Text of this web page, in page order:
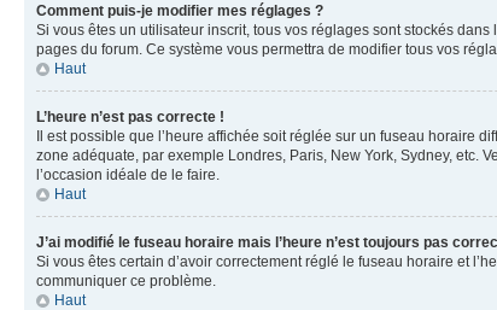
Comment puis-je modifier mes réglages ?
Si vous êtes un utilisateur inscrit, tous vos réglages sont stockés
pages du forum. Ce système vous permettra de modifier tous vos
Haut
L’heure n’est pas correcte !
Il est possible que l’heure affichée soit réglée sur un fuseau horaire
zone adéquate, par exemple Londres, Paris, New York, Sydney, etc.
l’occasion idéale de le faire.
Haut
J’ai modifié le fuseau horaire mais l’heure n’est toujours pas
Si vous êtes certain d’avoir correctement réglé le fuseau horaire et
communiquer ce problème.
Haut